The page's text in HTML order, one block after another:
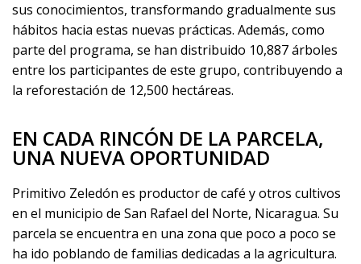
sus conocimientos, transformando gradualmente sus
hábitos hacia estas nuevas prácticas. Además, como
parte del programa, se han distribuido 10,887 árboles
entre los participantes de este grupo, contribuyendo a
la reforestación de 12,500 hectáreas.
EN CADA RINCÓN DE LA PARCELA,
UNA NUEVA OPORTUNIDAD
Primitivo Zeledón es productor de café y otros cultivos
en el municipio de San Rafael del Norte, Nicaragua. Su
parcela se encuentra en una zona que poco a poco se
ha ido poblando de familias dedicadas a la agricultura.